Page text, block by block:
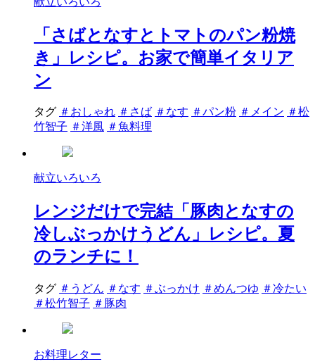
「さばとなすとトマトのパン粉焼
き」レシピ。お家で簡単イタリア
ン
タグ ＃おしゃれ ＃さば ＃なす ＃パン粉 ＃メイン ＃松
竹智子 ＃洋風 ＃魚料理
献立いろいろ
レンジだけで完結「豚肉となすの
冷しぶっかけうどん」レシピ。夏
のランチに！
タグ ＃うどん ＃なす ＃ぶっかけ ＃めんつゆ ＃冷たい
＃松竹智子 ＃豚肉
お料理レター